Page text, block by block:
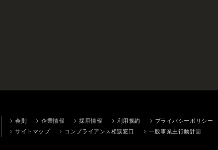
会則 企業情報 採用情報 利用規約
プライバシーポリシー
サイトマップ
コンプライアンス相談窓口 一般事業主行動計画